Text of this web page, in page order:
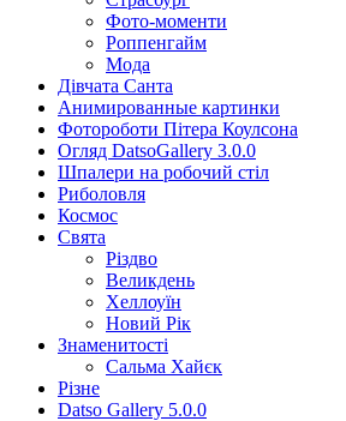
Фото-моменти
Роппенгайм
Мода
Дівчата Санта
Aнимированные картинки
Фотороботи Пітера Коулсона
Огляд DatsoGallery 3.0.0
Шпалери на робочий стіл
Риболовля
Космос
Свята
Різдво
Великдень
Хеллоуїн
Новий Рік
Знаменитості
Сальма Хайєк
Різне
Datso Gallery 5.0.0